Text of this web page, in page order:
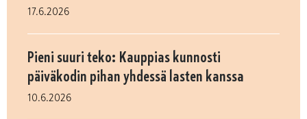
17.6.2026
Pieni suuri teko: Kauppias kunnosti
päiväkodin pihan yhdessä lasten kanssa
10.6.2026